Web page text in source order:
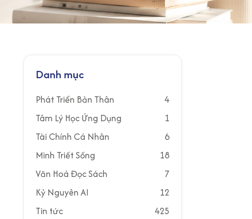
Danh mục
Phát Triển Bản Thân
4
Tâm Lý Học Ứng Dụng
1
Tài Chính Cá Nhân
6
Minh Triết Sống
18
Văn Hoá Đọc Sách
7
Kỷ Nguyên AI
12
Tin tức
425